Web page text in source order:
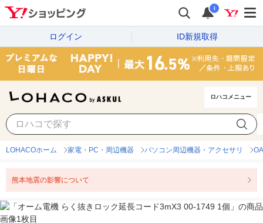
i
ログイン ID新規取得
ロハコメニュー
LOHACOホーム 家電・PC・周辺機器 パソコン周辺機器・アクセサリ
熊本地震の影響について